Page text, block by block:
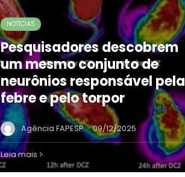
NOTÍCIAS
Pesquisadores descobrem
um mesmo conjunto de
neurônios responsável pela
febre e pelo torpor
Agência FAPESP · 09/12/2025
Leia mais